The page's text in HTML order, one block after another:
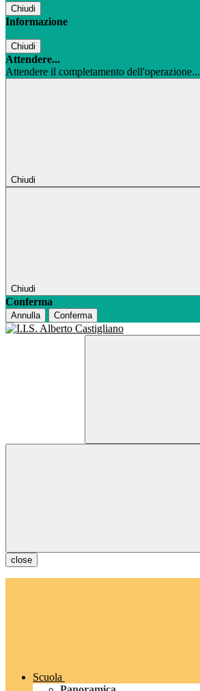
Chiudi
Informazione
Chiudi
Attendere...
Attendere il completamento dell'operazione...
Chiudi
Chiudi
Conferma
Annulla Conferma
close
Scuola